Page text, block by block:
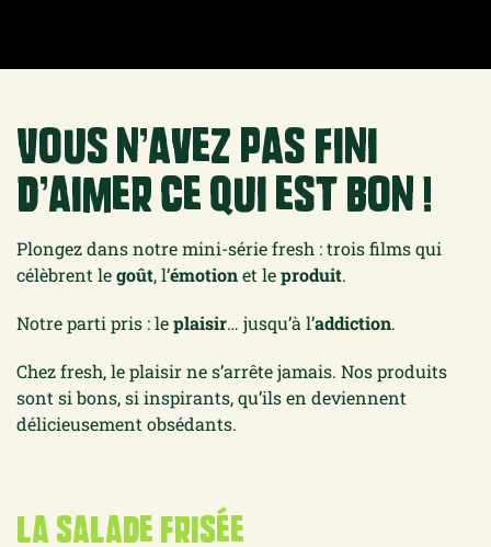
Vous n’avez pas fini
d’aimer ce qui est bon !
Plongez dans notre mini-série fresh : trois films qui
célèbrent legoût, l’émotionet leproduit.
Notre parti pris : leplaisir… jusqu’à l’addiction.
Chez fresh, le plaisir ne s’arrête jamais. Nos produits
sont si bons, si inspirants, qu’ils en deviennent
délicieusement obsédants.
La salade frisée